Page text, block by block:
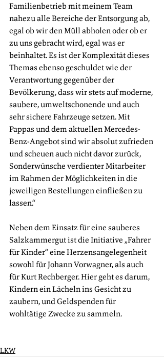
Familienbetrieb mit meinem Team
nahezu alle Bereiche der Entsorgung ab,
egal ob wir den Müll abholen oder ob er
zu uns gebracht wird, egal was er
beinhaltet. Es ist der Komplexität dieses
Themas ebenso geschuldet wie der
Verantwortung gegenüber der
Bevölkerung, dass wir stets auf moderne,
saubere, umweltschonende und auch
sehr sichere Fahrzeuge setzen. Mit
Pappas und dem aktuellen Mercedes-
Benz-Angebot sind wir absolut zufrieden
und scheuen auch nicht davor zurück,
Sonderwünsche verdienter Mitarbeiter
im Rahmen der Möglichkeiten in die
jeweiligen Bestellungen einfließen zu
lassen.“
Neben dem Einsatz für eine sauberes
Salzkammergut ist die Initiative „Fahrer
für Kinder“ eine Herzensangelegenheit
sowohl für Johann Vorwagner, als auch
für Kurt Rechberger. Hier geht es darum,
Kindern ein Lächeln ins Gesicht zu
zaubern, und Geldspenden für
wohltätige Zwecke zu sammeln.
LKW